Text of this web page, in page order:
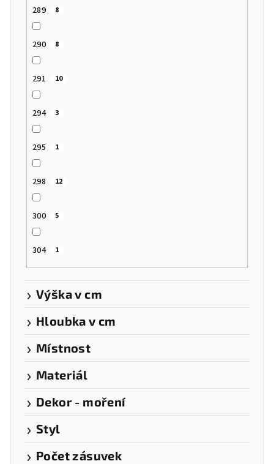
289 8
290 8
291 10
294 3
295 1
298 12
300 5
304 1
Výška v cm
Hloubka v cm
Místnost
Materiál
Dekor - moření
Styl
Počet zásuvek